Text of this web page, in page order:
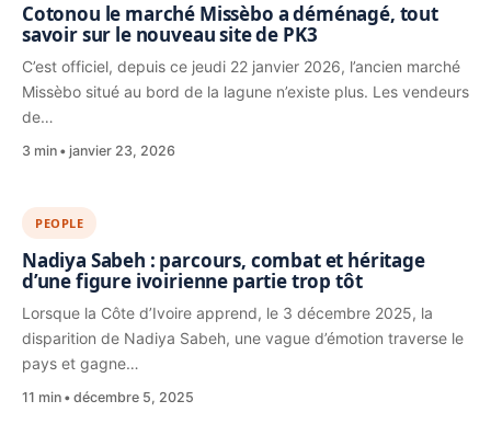
Cotonou le marché Missèbo a déménagé, tout
savoir sur le nouveau site de PK3
C’est officiel, depuis ce jeudi 22 janvier 2026, l’ancien marché
Missèbo situé au bord de la lagune n’existe plus. Les vendeurs
de…
3 min janvier 23, 2026
PEOPLE
Nadiya Sabeh : parcours, combat et héritage
d’une figure ivoirienne partie trop tôt
Lorsque la Côte d’Ivoire apprend, le 3 décembre 2025, la
disparition de Nadiya Sabeh, une vague d’émotion traverse le
pays et gagne…
11 min décembre 5, 2025